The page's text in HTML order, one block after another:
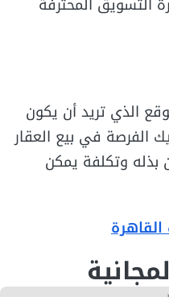
الذي تريد أن يكون
الفرصة في بيع العقار
وتكلفة يمكن